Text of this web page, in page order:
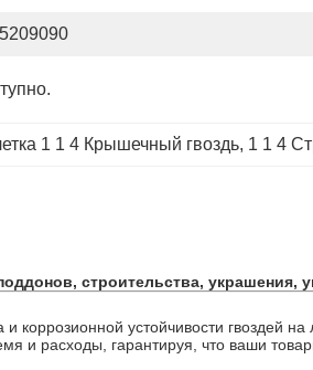
1 1 4 Крышечный гвоздь, 1 1 4
строительства, украшения,
коррозионной устойчивости гвоздей
и расходы, гарантируя, что ваши